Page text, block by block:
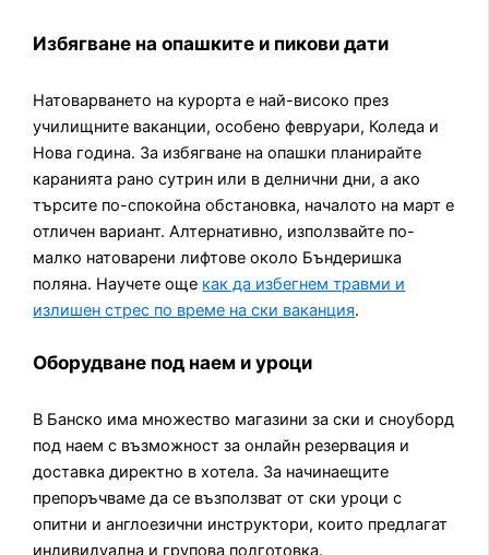
Избягване на опашките и пикови дати
Натоварването на курорта е най-високо през
училищните ваканции, особено февруари, Коледа и
Нова година. За избягване на опашки планирайте
каранията рано сутрин или в делнични дни, а ако
търсите по-спокойна обстановка, началото на март е
отличен вариант. Алтернативно, използвайте по-
малко натоварени лифтове около Бъндеришка
поляна. Научете още как да избегнем травми и
излишен стрес по време на ски ваканция.
Оборудване под наем и уроци
В Банско има множество магазини за ски и сноуборд
под наем с възможност за онлайн резервация и
доставка директно в хотела. За начинаещите
препоръчваме да се възползват от ски уроци с
опитни и англоезични инструктори, които предлагат
индивидуална и групова подготовка.